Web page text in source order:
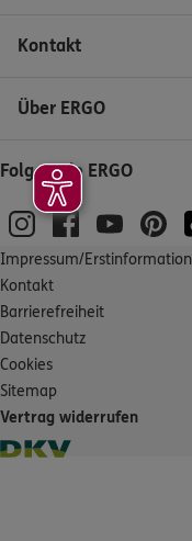
Kontakt
Über ERGO
Folgen Sie ERGO
Impressum/Erstinformation
Kontakt
Barrierefreiheit
Datenschutz
Cookies
Sitemap
Vertrag widerrufen